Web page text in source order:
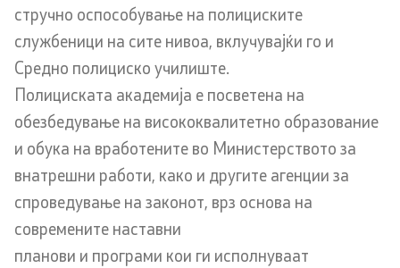
Збирна анализа
Гранични работи
Проекти и кампањи
Проекти
Кампањи
Превенција
стручно оспособување на полициските
службеници на сите нивоа, вклучувајќи го и
Средно полициско училиште.
Полициската академија е посветена на
обезбедување на висококвалитетно образование
и обука на вработените во Министерството за
внатрешни работи, како и другите агенции за
спроведување на законот, врз основа на
современите наставни
планови и програми кои ги исполнуваат